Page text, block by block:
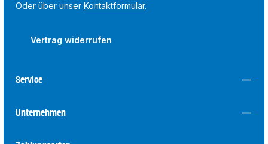
Oder über unserKontaktformular.
Vertrag widerrufen
Service
Unternehmen